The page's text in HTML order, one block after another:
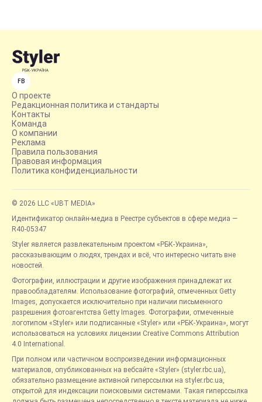
FB
О проекте
Редакционная политика и стандарты
Контакты
Команда
О компании
Реклама
Правила пользования
Правовая информация
Политика конфиденциальности
© 2026 LLC «UBT MEDIA»
Идентификатор онлайн-медиа в Реестре субъектов в сфере медиа —
R40-05347
Styler является развлекательным проектом «РБК-Украина»,
рассказывающим о людях, трендах и всё, что интересно читать вне
новостей.
Фотографии, иллюстрации и другие изображения принадлежат их
правообладателям. Использование фотографий, отмеченных Getty
Images, допускается исключительно при наличии письменного
разрешения фотоагентства Getty Images. Фотографии, отмеченные
логотипом «Styler» или подписанные «Styler» или «РБК-Украина», могут
использоваться на условиях лицензии Creative Commons Attribution
4.0 International.
При полном или частичном воспроизведении информационных
материалов, опубликованных на вебсайте «Styler» (styler.rbc.ua),
обязательно размещение активной гиперссылки на styler.rbc.ua,
открытой для индексации поисковыми системами. Такая гиперссылка